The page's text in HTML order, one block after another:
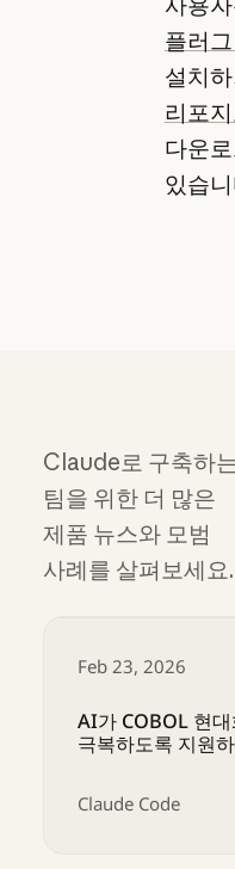
플러
설치
리포
다운
있습
Claude로 구축하
팀을 위한 더 많은
제품 뉴스와 모범
사례를 살펴보세요.
Feb 23, 2026
AI가 COBOL 현
극복하도록 지원
Claude Code